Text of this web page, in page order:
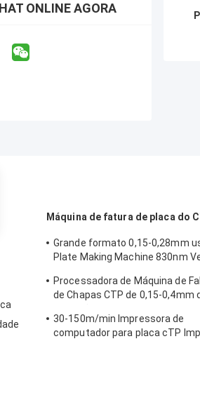
ONLINE AGORA
Máquina de fatura de placa do
Grande formato 0,15-0,28mm
Plate Making Machine 830nm
Processadora de Máquina de
de Chapas CTP de 0,15-0,4mm
30-150m/min Impressora de
computador para placa cTP